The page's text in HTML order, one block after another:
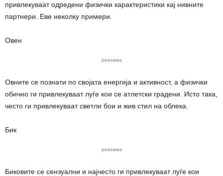
привлекуваат одредени физички карактеристики кај нивните
партнери. Еве неколку примери.
Овен
реклама
Овните се познати по својата енергија и активност, а физички
обично ги привлекуваат луѓе кои се атлетски градени. Исто така,
често ги привлекуваат светли бои и жив стил на облека.
Бик
реклама
Биковите се сензуални и најчесто ги привлекуваат луѓе кои